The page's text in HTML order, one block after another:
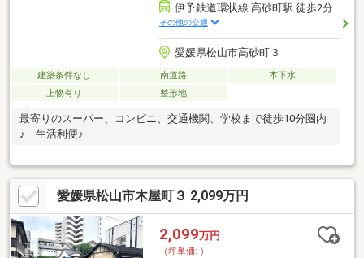
伊予鉄道環状線 高砂町駅 徒歩2分
その他の交通
愛媛県松山市高砂町３
建築条件なし 南道路
本下水
上物有り
整形地
最寄りのスーパー、コンビニ、交通機関、学校まで徒歩10分圏内
♪ 生活利便♪
愛媛県松山市木屋町３ 2,099万円
2,099万円
（坪単価:-）